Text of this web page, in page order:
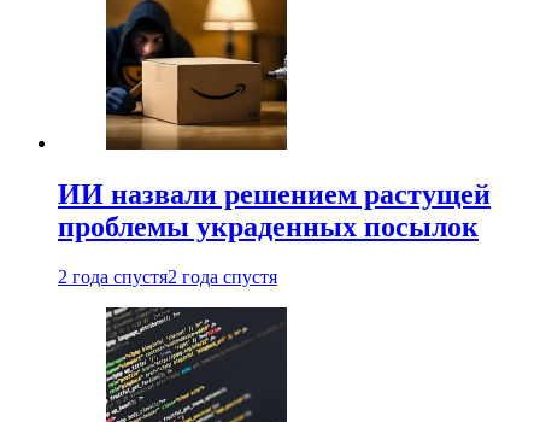
ИИ назвали решением растущей
проблемы украденных посылок
2 года спустя2 года спустя